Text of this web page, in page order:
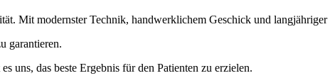
Mit modernster Technik, handwerklichem Geschick und
garantieren.
uns, das beste Ergebnis für den Patienten zu erzielen.